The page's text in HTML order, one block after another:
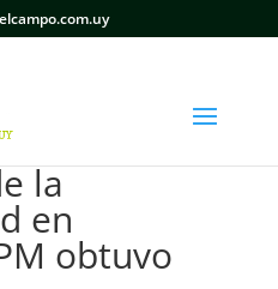
la
en
obtuvo